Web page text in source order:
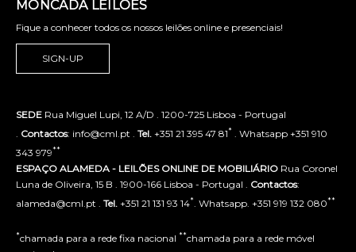
MONCADA LEILÕES
Fique a conhecer todos os nossos leilões online e presenciais!
SIGN-UP
SEDE Rua Miguel Lupi, 12 A/D . 1200-725 Lisboa - Portugal
Contactos: info@cml.pt . Tel. +351 21 395 47 81* . Whatsapp +351 910
343 979**
ESPAÇO ALAMEDA - LEILÕES ONLINE DE MOBILIÁRIO Rua Coronel
Luna de Oliveira, 15 B . 1900-166 Lisboa - Portugal . Contactos:
alameda@cml.pt . Tel. +351 21 131 93 14* . Whatsapp. +351 919 132 080**
*chamada para a rede fixa nacional **chamada para a rede móvel